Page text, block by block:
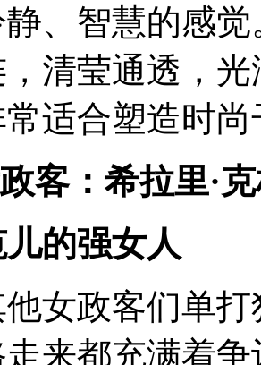
静、智慧的感
清莹通透，
适合塑造时
客：希拉里·
的强女人
女政客们单
来都充满着